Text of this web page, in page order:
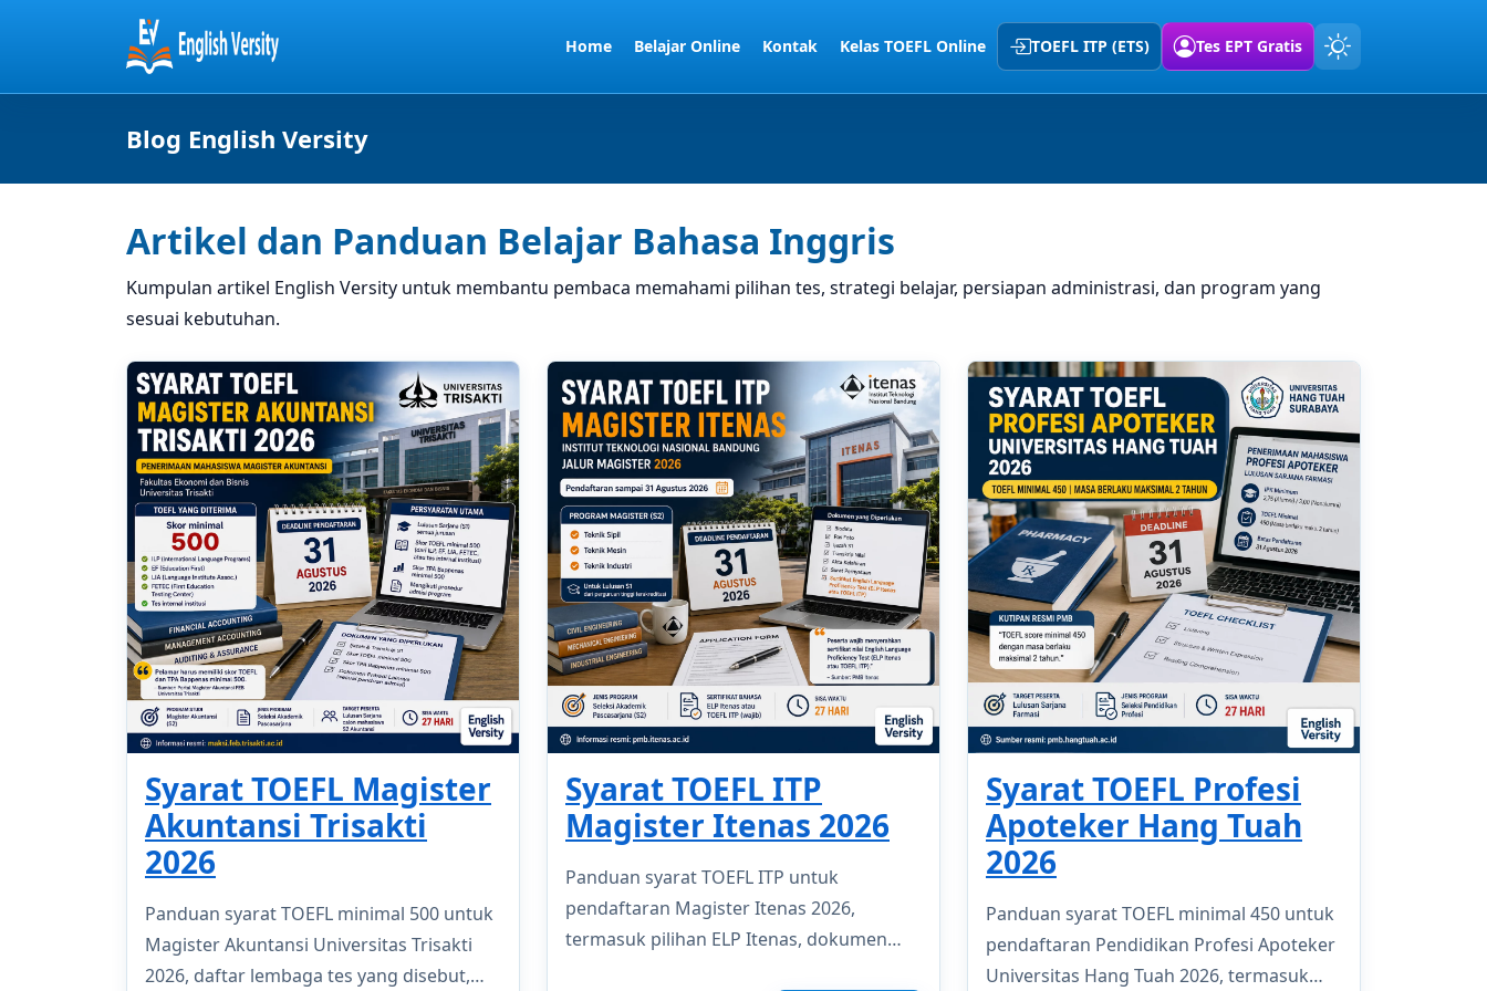
Home Belajar Online Kontak Kelas TOEFL Online TOEFL ITP (ETS) Tes EPT Gratis
Blog English Versity
Artikel dan Panduan Belajar Bahasa Inggris
Kumpulan artikel English Versity untuk membantu pembaca memahami pilihan tes, strategi belajar, persiapan administrasi, dan program yang
sesuai kebutuhan.
Syarat TOEFL Magister
Akuntansi Trisakti
2026
Panduan syarat TOEFL minimal 500 untuk
Magister Akuntansi Universitas Trisakti
2026, daftar lembaga tes yang disebut,
Syarat TOEFL ITP
Magister Itenas 2026
Panduan syarat TOEFL ITP untuk
pendaftaran Magister Itenas 2026,
termasuk pilihan ELP Itenas, dokumen
Syarat TOEFL Profesi
Apoteker Hang Tuah
2026
Panduan syarat TOEFL minimal 450 untuk
pendaftaran Pendidikan Profesi Apoteker
Universitas Hang Tuah 2026, termasuk